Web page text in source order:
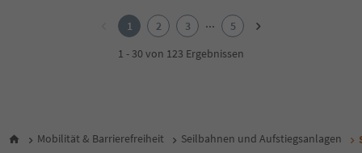
1 2 3 ...
5
1 - 30 von 123 Ergebnissen
Mobilität & Barrierefreiheit Seilbahnen und Aufstiegsanlagen